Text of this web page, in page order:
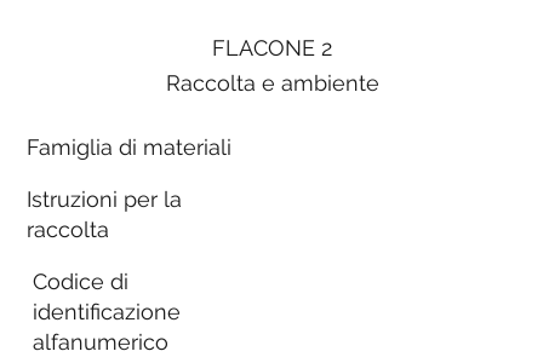
FLACONE 2
Raccolta e ambiente
Famiglia di materiali
Istruzioni per la
raccolta
Codice di
identificazione
alfanumerico